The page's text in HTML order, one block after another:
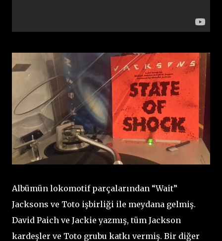
Albümün lokomotif parçalarından “Wait”
Jacksons ve Toto işbirliği ile meydana gelmiş.
David Paich ve Jackie yazmış, tüm Jackson
kardeşler ve Toto grubu katkı vermiş. Bir diğer